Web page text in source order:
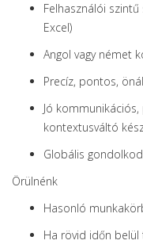
Felhasználói
Excel)
Angol vagy német
Precíz, pontos,
Jó
kontextusváltó
Globális
Örülnénk
Hasonló
Ha rövid időn